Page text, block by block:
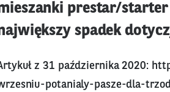
prestar/starter
spadek
z 31 października 2020:
potanialy-pasze-dla-